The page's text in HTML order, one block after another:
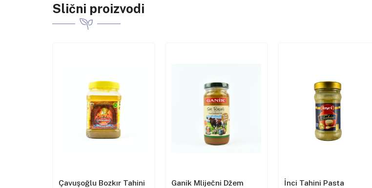
Slični proizvodi
Çavuşoğlu Bozkır Tahini
Ganik Mliječni Džem İnci Tahini Pasta